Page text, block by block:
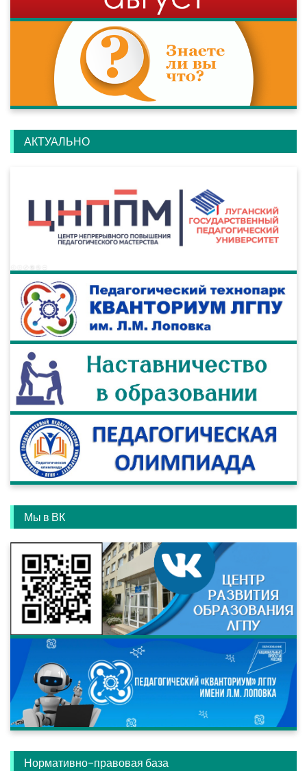
АКТУАЛЬНО
Мы в ВК
Нормативно-правовая база